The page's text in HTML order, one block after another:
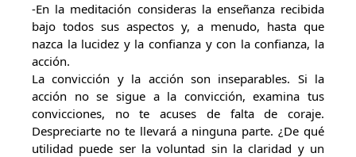
-En la meditación consideras la enseñanza recibida
bajo todos sus aspectos y, a menudo, hasta que
nazca la lucidez y la confianza y con la confianza, la
acción.
La convicción y la acción son inseparables. Si la
acción no se sigue a la convicción, examina tus
convicciones, no te acuses de falta de coraje.
Despreciarte no te llevará a ninguna parte. ¿De qué
utilidad puede ser la voluntad sin la claridad y un